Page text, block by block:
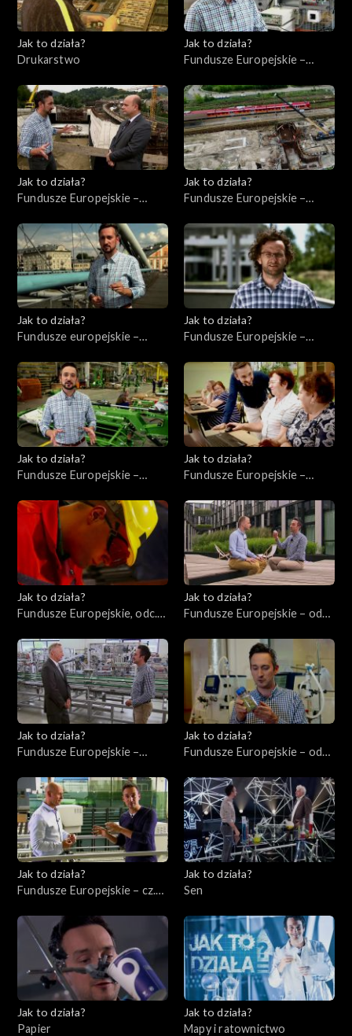
Jak to działa?
Drukarstwo
Jak to działa?
Fundusze Europejskie –
Jak to działa?
Fundusze Europejskie –
Jak to działa?
Fundusze Europejskie –
Jak to działa?
Fundusze europejskie –
Jak to działa?
Fundusze Europejskie –
Jak to działa?
Fundusze Europejskie –
międzynarodowa
Jak to działa?
Fundusze Europejskie –
Jak to działa?
Fundusze Europejskie, odc.
Jak to działa?
Fundusze Europejskie – odc.
Jak to działa?
Fundusze Europejskie –
Jak to działa?
Fundusze Europejskie – odc.
Jak to działa?
Fundusze Europejskie – cz.
Jak to działa?
Sen
Jak to działa?
Papier
Jak to działa?
Mapy i ratownictwo